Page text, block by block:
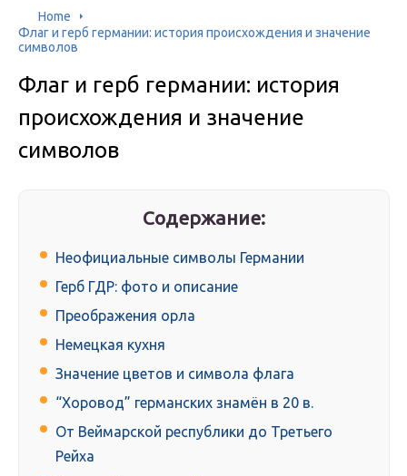
Home
Флаг и герб германии: история происхождения и значение
символов
Флаг и герб германии: история
происхождения и значение
символов
Содержание:
Неофициальные символы Германии
Герб ГДР: фото и описание
Преображения орла
Немецкая кухня
Значение цветов и символа флага
“Хоровод” германских знамён в 20 в.
От Веймарской республики до Третьего
Рейха